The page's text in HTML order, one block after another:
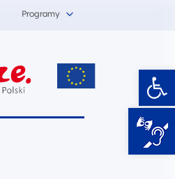
Programy